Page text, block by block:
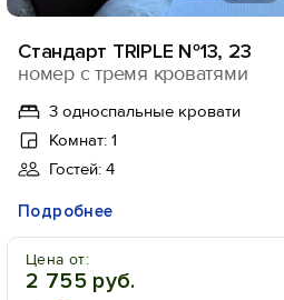
Стандарт TRIPLE №13, 23
номер с тремя кроватями
3 односпальные кровати
Комнат: 1
Гостей: 4
Подробнее
Цена от:
2 755 руб.